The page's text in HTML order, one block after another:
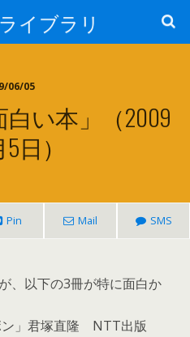
イブラリ
06/05
白い本」（2009
日）
Pin Mail SMS
、以下の3冊が特に面白か
」君塚直隆 NTT出版